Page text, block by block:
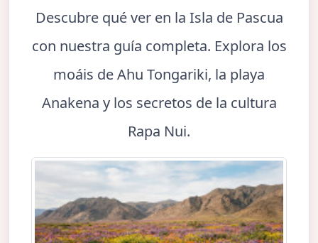
Descubre qué ver en la Isla de Pascua
con nuestra guía completa. Explora los
moáis de Ahu Tongariki, la playa
Anakena y los secretos de la cultura
Rapa Nui.